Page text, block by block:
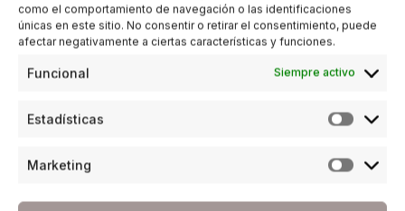
como el comportamiento de navegación o las identificaciones
únicas en este sitio. No consentir o retirar el consentimiento, puede
afectar negativamente a ciertas características y funciones.
Funcional Siempre activo
Estadísticas
Marketing